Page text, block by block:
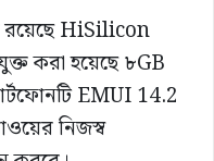
রয়েছে HiSilicon
করা হয়েছে ৮GB
EMUI 14.2
নিজস্ব